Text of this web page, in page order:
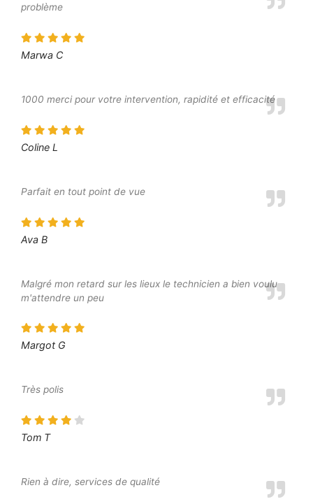
problème
Marwa C
1000 merci pour votre intervention, rapidité et efficacité
Coline L
Parfait en tout point de vue
Ava B
Malgré mon retard sur les lieux le technicien a bien voulu
m'attendre un peu
Margot G
Très polis
Tom T
Rien à dire, services de qualité